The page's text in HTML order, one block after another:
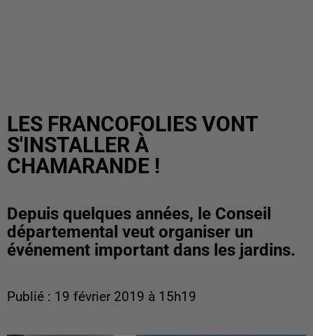
LES FRANCOFOLIES VONT
S'INSTALLER À
CHAMARANDE !
Depuis quelques années, le Conseil
départemental veut organiser un
événement important dans les jardins.
Publié : 19 février 2019 à 15h19